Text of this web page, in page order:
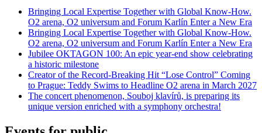
Bringing Local Expertise Together with Global Know-How.
O2 arena, O2 universum and Forum Karlín Enter a New Era
Bringing Local Expertise Together with Global Know-How.
O2 arena, O2 universum and Forum Karlín Enter a New Era
Jubilee OKTAGON 100: An epic year-end show celebrating
a historic milestone
Creator of the Record-Breaking Hit “Lose Control” Coming
to Prague: Teddy Swims to Headline O2 arena in March 2027
The concert phenomenon, Souboj klavírů, is preparing its
unique version enriched with a symphony orchestra!